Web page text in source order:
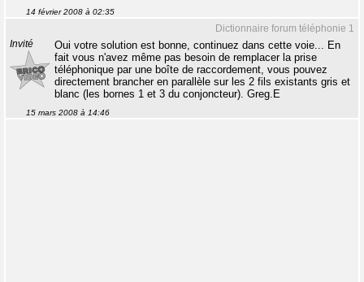
14 février 2008 à 02:35
Dictionnaire forum téléphonie 1
Invité
Oui votre solution est bonne, continuez dans cette voie... En
fait vous n'avez même pas besoin de remplacer la prise
téléphonique par une boîte de raccordement, vous pouvez
directement brancher en parallèle sur les 2 fils existants gris et
blanc (les bornes 1 et 3 du conjoncteur). Greg.E
15 mars 2008 à 14:46